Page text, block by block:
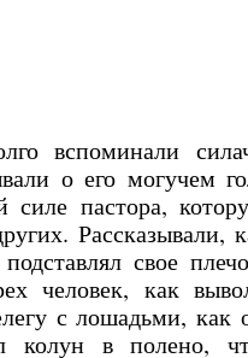
вспоминали
о его могучем
силе пастора,
Рассказывали,
свое
человек, как
с лошадьми,
колун в полено,